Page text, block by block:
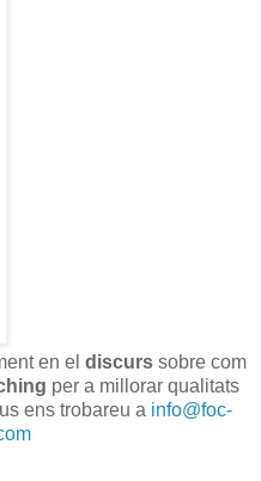
en el discurssobre com
per a millorar qualitats
ens trobareu a info@foc-